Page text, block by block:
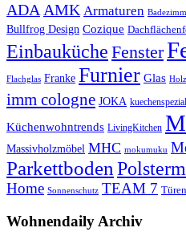
ADA AMK Armaturen
Bullfrog Design Cozique
Einbauküche Fenster
Flachglas Franke Furnier Glas Holz
imm cologne JOKA
Küchenwohntrends LivingKitchen
Massivholzmöbel MHC mokumuku
Parkettboden
Home Sonnenschutz TEAM 7 Türen
Wohnendaily Archiv